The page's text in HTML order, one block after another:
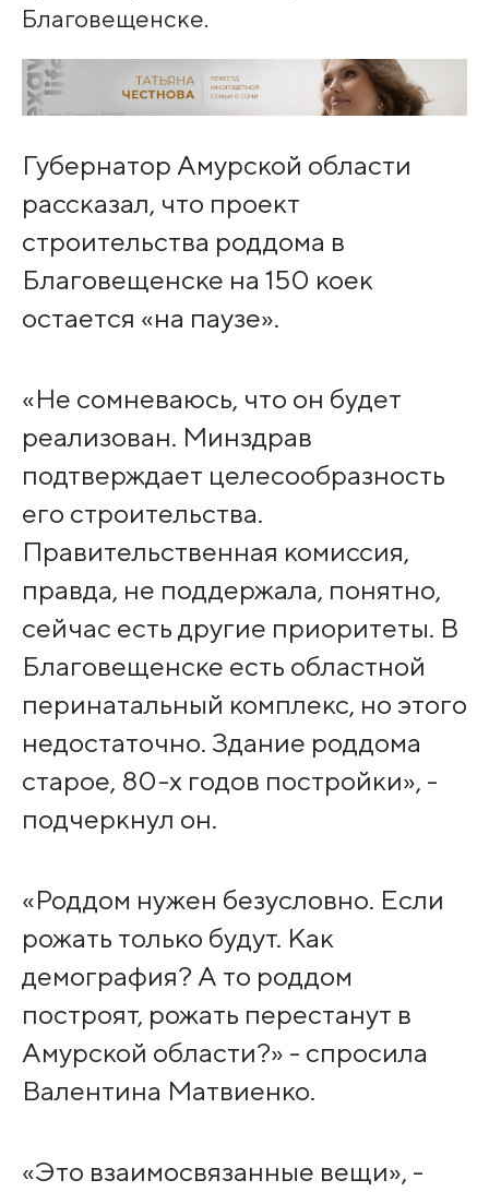
Благовещенске.
Губернатор Амурской области
рассказал, что проект
строительства роддома в
Благовещенске на 150 коек
остается «на паузе».
«Не сомневаюсь, что он будет
реализован. Минздрав
подтверждает целесообразность
его строительства.
Правительственная комиссия,
правда, не поддержала, понятно,
сейчас есть другие приоритеты. В
Благовещенске есть областной
перинатальный комплекс, но этого
недостаточно. Здание роддома
старое, 80-х годов постройки», -
подчеркнул он.
«Роддом нужен безусловно. Если
рожать только будут. Как
демография? А то роддом
построят, рожать перестанут в
Амурской области?» - спросила
Валентина Матвиенко.
«Это взаимосвязанные вещи», -